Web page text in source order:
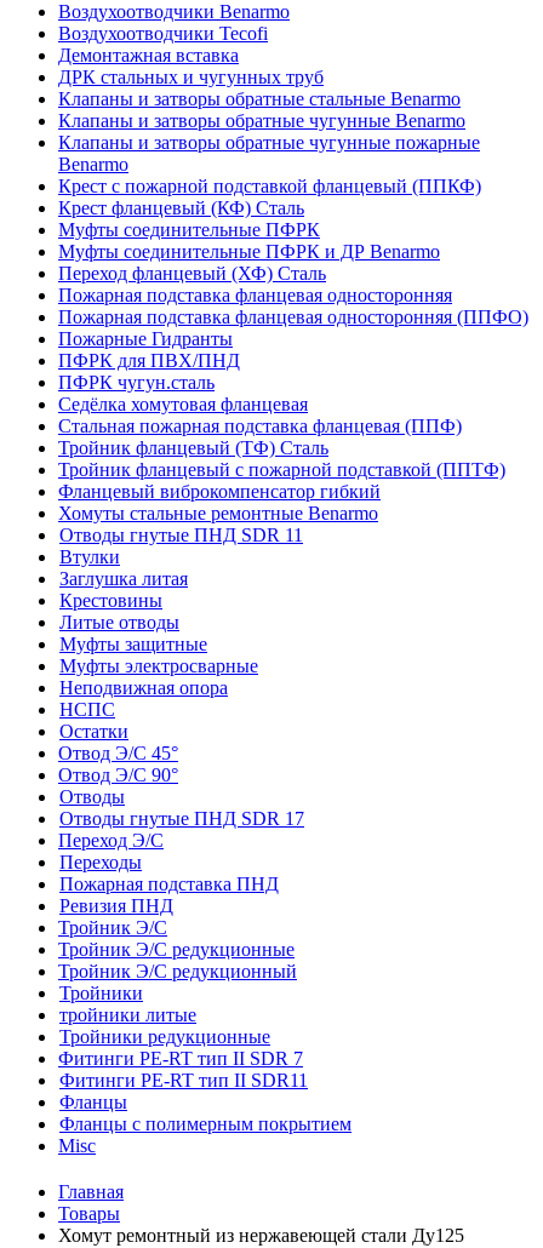
Воздухоотводчики Benarmo
Воздухоотводчики Tecofi
Демонтажная вставка
ДРК стальных и чугунных труб
Клапаны и затворы обратные стальные Benarmo
Клапаны и затворы обратные чугунные Benarmo
Клапаны и затворы обратные чугунные пожарные
Benarmo
Крест с пожарной подставкой фланцевый (ППКФ)
Крест фланцевый (КФ) Сталь
Муфты соединительные ПФРК
Муфты соединительные ПФРК и ДР Benarmo
Переход фланцевый (ХФ) Сталь
Пожарная подставка фланцевая односторонняя
Пожарная подставка фланцевая односторонняя (ППФО)
Пожарные Гидранты
ПФРК для ПВХ/ПНД
ПФРК чугун.сталь
Седёлка хомутовая фланцевая
Стальная пожарная подставка фланцевая (ППФ)
Тройник фланцевый (ТФ) Сталь
Тройник фланцевый с пожарной подставкой (ППТФ)
Фланцевый виброкомпенсатор гибкий
Хомуты стальные ремонтные Benarmo
Отводы гнутые ПНД SDR 11
Втулки
Заглушка литая
Крестовины
Литые отводы
Муфты защитные
Муфты электросварные
Неподвижная опора
НСПС
Остатки
Отвод Э/С 45°
Отвод Э/С 90°
Отводы
Отводы гнутые ПНД SDR 17
Переход Э/С
Переходы
Пожарная подставка ПНД
Ревизия ПНД
Тройник Э/С
Тройник Э/С редукционные
Тройник Э/С редукционный
Тройники
тройники литые
Тройники редукционные
Фитинги PE-RT тип II SDR 7
Фитинги PE-RT тип II SDR11
Фланцы
Фланцы с полимерным покрытием
Misc
Главная
Товары
Хомут ремонтный из нержавеющей стали Ду125